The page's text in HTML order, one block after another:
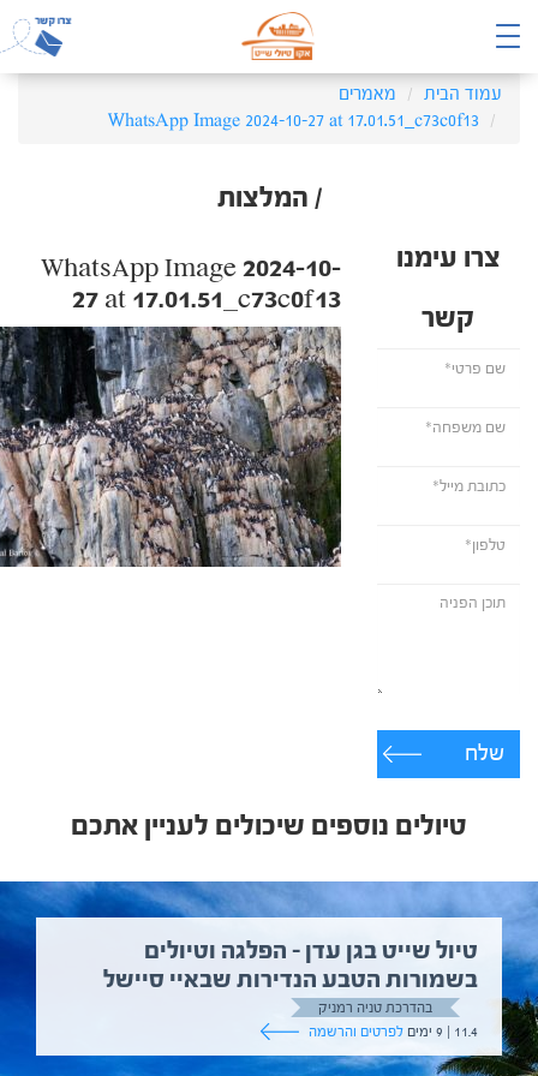
עמוד הבית
מאמרים
WhatsApp Image 2024-10-27 at 17.01.51_c73c0f13
/ המלצות
צרו עימנו
קשר
שלח
WhatsApp Image 2024-10-
27 at 17.01.51_c73c0f13
טיולים נוספים שיכולים לעניין אתכם
טיול שייט בגן עדן – הפלגה וטיולים
בשמורות הטבע הנדירות שבאיי סיישל
בהדרכת טניה רמניק
11.4 | 9 ימים
לפרטים והרשמה